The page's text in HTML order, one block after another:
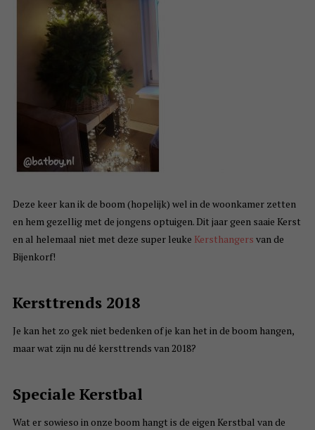
Deze keer kan ik de boom (hopelijk) wel in de woonkamer zetten
en hem gezellig met de jongens optuigen. Dit jaar geen saaie Kerst
en al helemaal niet met deze super leuke Kersthangers van de
Bijenkorf!
Kersttrends 2018
Je kan het zo gek niet bedenken of je kan het in de boom hangen,
maar wat zijn nu dé kersttrends van 2018?
Speciale Kerstbal
Wat er sowieso in onze boom hangt is de eigen Kerstbal van de